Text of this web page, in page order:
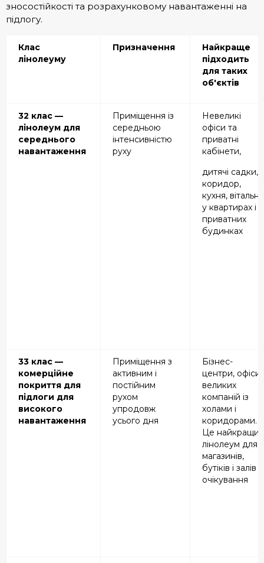
зносостійкості та розрахунковому навантаженні на
підлогу.
Клас
лінолеуму
Призначення
Найкраще
підходить
для таких
об'єктів
32 клас —
лінолеум для
середнього
навантаження
Приміщення із
середньою
інтенсивністю
руху
Невеликі
офіси та
приватні
кабінети,
дитячі садки,
коридор,
кухня, вітальня
у квартирах і
приватних
будинках
33 клас —
комерційне
покриття для
підлоги для
високого
навантаження
Приміщення з
активним і
постійним
рухом
упродовж
усього дня
Бізнес-
центри, офіси
великих
компаній із
холами і
коридорами.
Це найкращий
лінолеум для
магазинів,
бутіків і залів
очікування